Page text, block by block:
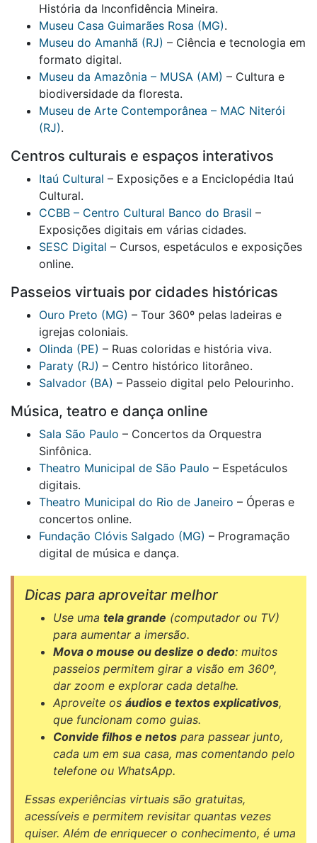
História da Inconfidência Mineira.
Museu Casa Guimarães Rosa (MG).
Museu do Amanhã (RJ) – Ciência e tecnologia em
formato digital.
Museu da Amazônia – MUSA (AM) – Cultura e
biodiversidade da floresta.
Museu de Arte Contemporânea – MAC Niterói
(RJ).
Centros culturais e espaços interativos
Itaú Cultural – Exposições e a Enciclopédia Itaú
Cultural.
CCBB – Centro Cultural Banco do Brasil –
Exposições digitais em várias cidades.
SESC Digital – Cursos, espetáculos e exposições
online.
Passeios virtuais por cidades históricas
Ouro Preto (MG) – Tour 360º pelas ladeiras e
igrejas coloniais.
Olinda (PE) – Ruas coloridas e história viva.
Paraty (RJ) – Centro histórico litorâneo.
Salvador (BA) – Passeio digital pelo Pelourinho.
Música, teatro e dança online
Sala São Paulo – Concertos da Orquestra
Sinfônica.
Theatro Municipal de São Paulo – Espetáculos
digitais.
Theatro Municipal do Rio de Janeiro – Óperas e
concertos online.
Fundação Clóvis Salgado (MG) – Programação
digital de música e dança.
Dicas para aproveitar melhor
Use uma tela grande (computador ou TV)
para aumentar a imersão.
Mova o mouse ou deslize o dedo: muitos
passeios permitem girar a visão em 360º,
dar zoom e explorar cada detalhe.
Aproveite os áudios e textos explicativos,
que funcionam como guias.
Convide filhos e netos para passear junto,
cada um em sua casa, mas comentando pelo
telefone ou WhatsApp.
Essas experiências virtuais são gratuitas,
acessíveis e permitem revisitar quantas vezes
quiser. Além de enriquecer o conhecimento, é uma